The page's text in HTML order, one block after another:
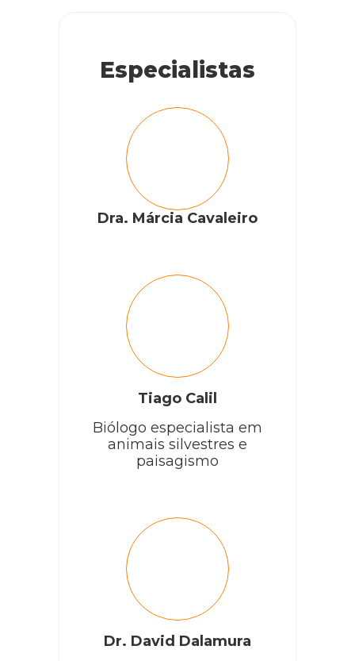
Especialistas
Dra. Márcia Cavaleiro
Tiago Calil
Biólogo especialista em
animais silvestres e
paisagismo
Dr. David Dalamura